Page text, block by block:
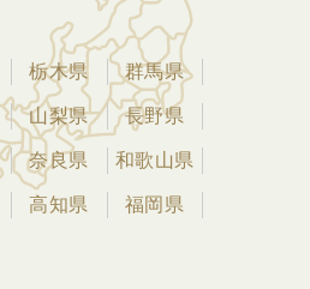
栃木県 群馬県
山梨県 長野県
奈良県 和歌山県
高知県 福岡県